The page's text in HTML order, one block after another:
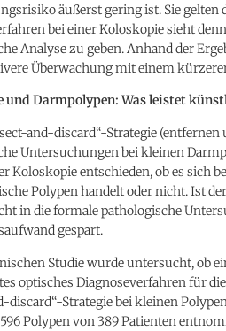
äußerst gering ist. Sie gelten
bei einer Koloskopie sieht
Analyse zu geben. Anhand der
Überwachung mit einem
und Darmpolypen: Was leistet
and-discard“-Strategie
Untersuchungen bei kleinen
Koloskopie entschieden, ob es sich
Polypen handelt oder nicht. Ist
in die formale pathologische
gespart.
Studie wurde untersucht, ob
optisches Diagnoseverfahren für
discard“-Strategie bei kleinen
Polypen von 389 Patienten